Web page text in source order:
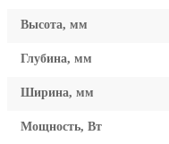
Высота, мм
Глубина, мм
Ширина, мм
Мощность, Вт